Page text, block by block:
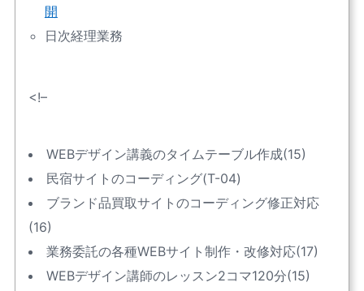
開
日次経理業務
<!–
WEBデザイン講義のタイムテーブル作成(15)
民宿サイトのコーディング(T-04)
ブランド品買取サイトのコーディング修正対応
(16)
業務委託の各種WEBサイト制作・改修対応(17)
WEBデザイン講師のレッスン2コマ120分(15)